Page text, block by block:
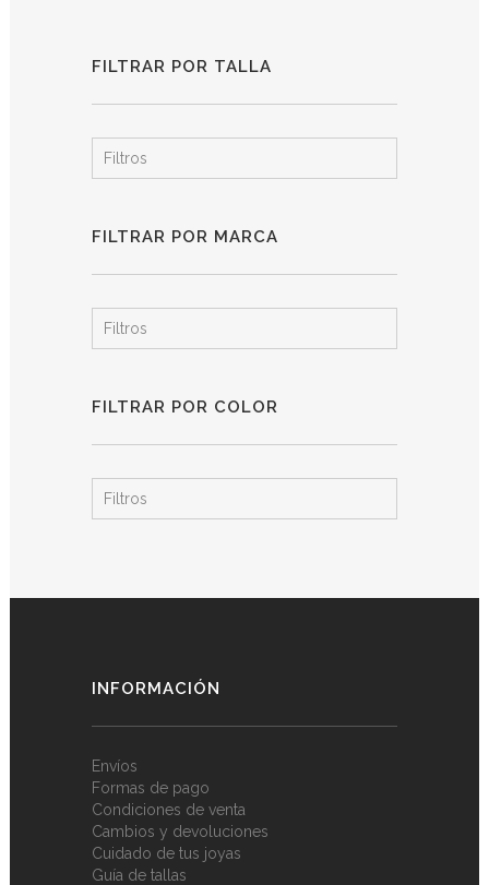
FILTRAR POR TALLA
Filtros
FILTRAR POR MARCA
Filtros
FILTRAR POR COLOR
Filtros
INFORMACIÓN
Envíos
Formas de pago
Condiciones de venta
Cambios y devoluciones
Cuidado de tus joyas
Guía de tallas